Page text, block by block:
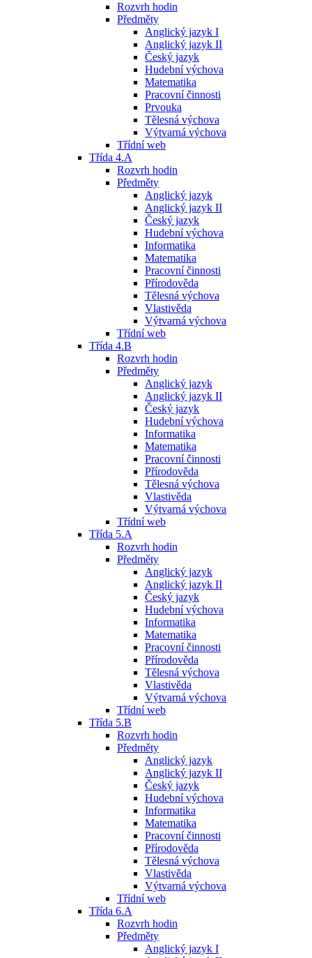
Rozvrh hodin
Předměty
Anglický jazyk I
Anglický jazyk II
Český jazyk
Hudební výchova
Matematika
Pracovní činnosti
Prvouka
Tělesná výchova
Výtvarná výchova
Třídní web
Třída 4.A
Rozvrh hodin
Předměty
Anglický jazyk
Anglický jazyk II
Český jazyk
Hudební výchova
Informatika
Matematika
Pracovní činnosti
Přírodověda
Tělesná výchova
Vlastivěda
Výtvarná výchova
Třídní web
Třída 4.B
Rozvrh hodin
Předměty
Anglický jazyk
Anglický jazyk II
Český jazyk
Hudební výchova
Informatika
Matematika
Pracovní činnosti
Přírodověda
Tělesná výchova
Vlastivěda
Výtvarná výchova
Třídní web
Třída 5.A
Rozvrh hodin
Předměty
Anglický jazyk
Anglický jazyk II
Český jazyk
Hudební výchova
Informatika
Matematika
Pracovní činnosti
Přírodověda
Tělesná výchova
Vlastivěda
Výtvarná výchova
Třídní web
Třída 5.B
Rozvrh hodin
Předměty
Anglický jazyk
Anglický jazyk II
Český jazyk
Hudební výchova
Informatika
Matematika
Pracovní činnosti
Přírodověda
Tělesná výchova
Vlastivěda
Výtvarná výchova
Třídní web
Třída 6.A
Rozvrh hodin
Předměty
Anglický jazyk I